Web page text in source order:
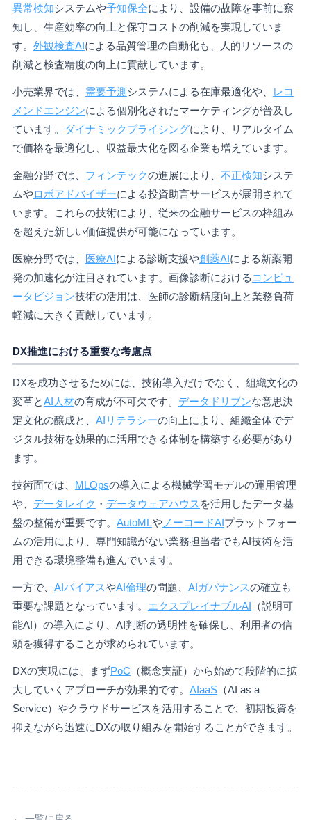
異常検知システムや予知保全により、設備の故障を事前に察
知し、生産効率の向上と保守コストの削減を実現していま
す。 外観検査AIによる品質管理の自動化も、人的リソースの
削減と検査精度の向上に貢献しています。
小売業界では、 需要予測 システムによる在庫最適化や、
レコ
メンドエンジンによる個別化されたマーケティングが普及し
ています。
ダイナミックプライシングにより、リアルタイム
で価格を最適化し、収益最大化を図る企業も増えています。
金融分野では、 フィンテックの進展により、 不正検知システ
ムやロボアドバイザーによる投資助言サービスが展開されて
います。これらの技術により、従来の金融サービスの枠組み
を超えた新しい価値提供が可能になっています。
医療分野では、 医療AIによる診断支援や創薬AIによる新薬開
発の加速化が注目されています。画像診断における コンピュ
ータビジョン技術の活用は、医師の診断精度向上と業務負荷
軽減に大きく貢献しています。
DX推進における重要な考慮点
DXを成功させるためには、技術導入だけでなく、組織文化の
変革とAI人材の育成が不可欠です。 データドリブンな意思決
定文化の醸成と、 AIリテラシーの向上により、組織全体でデ
ジタル技術を効果的に活用できる体制を構築する必要があり
ます。
技術面では、 MLOpsの導入による機械学習モデルの運用管理
や、 データレイク ・ データウェアハウス を活用したデータ基
盤の整備が重要です。 AutoMLやノーコードAIプラットフォー
ムの活用により、専門知識がない業務担当者でもAI技術を活
用できる環境整備も進んでいます。
一方で、 AIバイアスやAI倫理の問題、 AIガバナンスの確立も
重要な課題となっています。 エクスプレイナブルAI （説明可
能AI）の導入により、AI判断の透明性を確保し、利用者の信
頼を獲得することが求められています。
DXの実現には、まずPoC （概念実証）から始めて段階的に拡
大していくアプローチが効果的です。 AIaaS（AI as a
Service）やクラウドサービスを活用することで、初期投資を
抑えながら迅速にDXの取り組みを開始することができます。